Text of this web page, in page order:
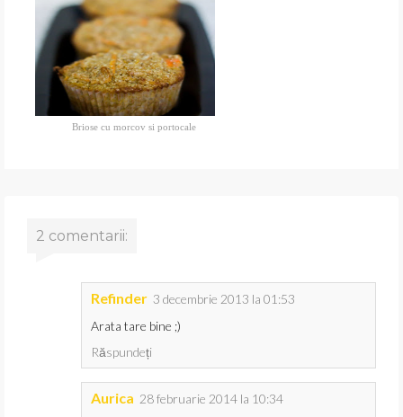
Briose cu morcov si portocale
2 comentarii:
Refinder 3 decembrie 2013 la 01:53
Arata tare bine ;)
Răspundeți
Aurica 28 februarie 2014 la 10:34